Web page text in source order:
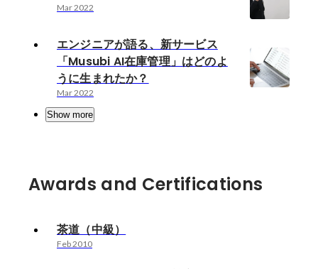
Mar 2022
エンジニアが語る、新サービス
「Musubi AI在庫管理」はどのよ
うに生まれたか？
Mar 2022
Show more
Awards and Certifications
茶道（中級）
Feb 2010